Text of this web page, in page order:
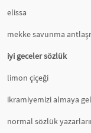
elissa
mekke savunma
iyi geceler sözlük
limon çiçeği
ikramiyemizi almaya
normal sözlük